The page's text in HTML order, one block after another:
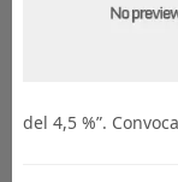
del 4,5 %”.